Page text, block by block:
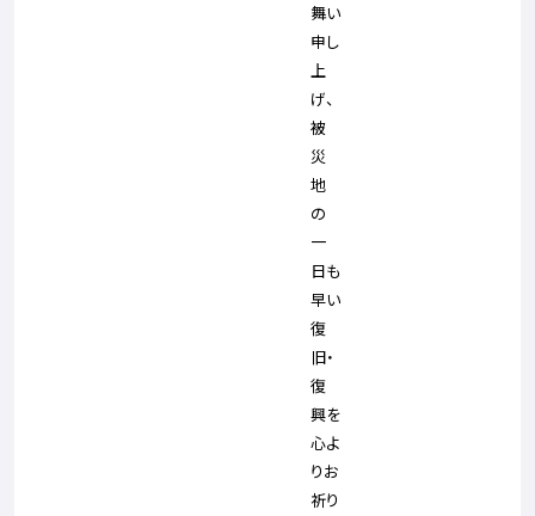
舞い
申し
上
げ、
被
災
地
の
一
日も
早い
復
旧・
復
興を
心よ
りお
祈り